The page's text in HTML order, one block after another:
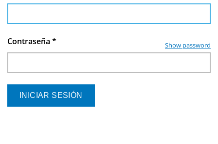
Contraseña * Show password